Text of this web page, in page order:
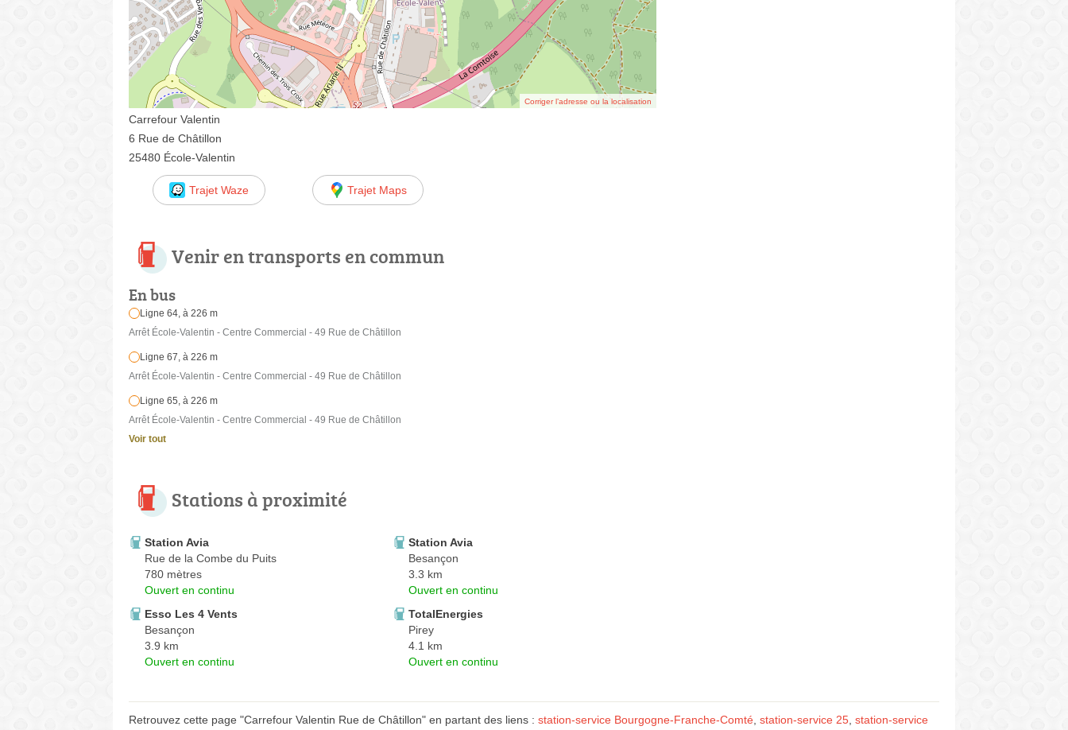
Corriger l’adresse ou la localisation
Carrefour Valentin
6 Rue de Châtillon
25480 École-Valentin
Trajet Waze Trajet Maps
Venir en transports en commun
En bus
Ligne 64, à 226 m
Arrêt École-Valentin - Centre Commercial - 49 Rue de Châtillon
Ligne 67, à 226 m
Arrêt École-Valentin - Centre Commercial - 49 Rue de Châtillon
Ligne 65, à 226 m
Arrêt École-Valentin - Centre Commercial - 49 Rue de Châtillon
Voir tout
Stations à proximité
Station Avia
Rue de la Combe du Puits
780 mètres
Ouvert en continu
Station Avia
Besançon
3.3 km
Ouvert en continu
Esso Les 4 Vents
Besançon
3.9 km
Ouvert en continu
TotalEnergies
Pirey
4.1 km
Ouvert en continu
Retrouvez cette page "Carrefour Valentin Rue de Châtillon" en partant des liens : station-service Bourgogne-Franche-Comté station-service 25 station-service